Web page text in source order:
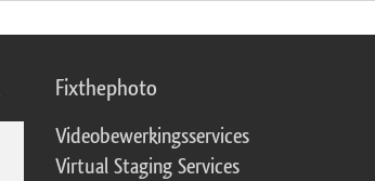
Fixthephoto
Videobewerkingsservices
Virtual Staging Services